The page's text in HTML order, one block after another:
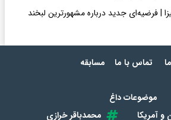
| فرضیه‌ای جدید درباره مشهورترین لبخند
تماس با ما مسابقه
موضوعات داغ
و آمریکا
محمدباقر خرازی